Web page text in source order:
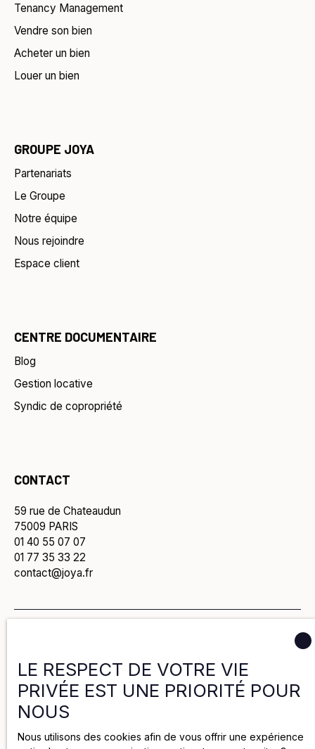
Tenancy Management
Vendre son bien
Acheter un bien
Louer un bien
GROUPE JOYA
Partenariats
Le Groupe
Notre équipe
Nous rejoindre
Espace client
CENTRE DOCUMENTAIRE
Blog
Gestion locative
Syndic de copropriété
CONTACT
59 rue de Chateaudun
75009 PARIS
01 40 55 07 07
01 77 35 33 22
contact@joya.fr
Politique de cookies
Mentions légales
LE RESPECT DE VOTRE VIE
PRIVÉE EST UNE PRIORITÉ POUR
NOUS
Nous utilisons des cookies afin de vous offrir une expérience